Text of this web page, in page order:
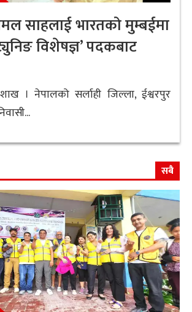
साहलाई भारतको मुम्बईमा
विशेषज्ञ’ पदकबाट
। नेपालको सर्लाही जिल्ला, ईश्वरपुर
सबै